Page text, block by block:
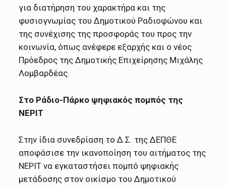
για διατήρηση του χαρακτήρα και της
φυσιογνωμίας του Δημοτικού Ραδιοφώνου και
της συνέχισης της προσφοράς του προς την
κοινωνία, όπως ανέφερε εξαρχής και ο νέος
Πρόεδρος της Δημοτικής Επιχείρησης Μιχάλης
Λομβαρδέας.
Στο Ράδιο-Πάρκο ψηφιακός πομπός της
ΝΕΡΙΤ
Στην ίδια συνεδρίαση το Δ.Σ. της ΔΕΠΘΕ
αποφάσισε την ικανοποίηση του αιτήματος της
ΝΕΡΙΤ να εγκαταστήσει πομπό ψηφιακής
μετάδοσης στον οικίσμο του Δημοτικού